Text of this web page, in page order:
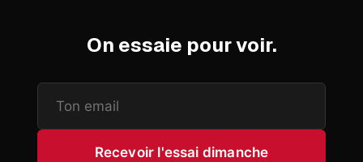
On essaie pour voir.
Recevoir l'essai dimanche